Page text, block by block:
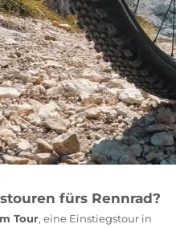
fürs Rennrad?
Tour, eine Einstiegstour in